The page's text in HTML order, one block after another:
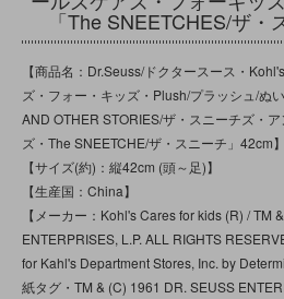
「The SNEETCHES/ザ
【商品名：Dr.Seuss/ドクタースース・
ズ・フォー・キッズ・Plush/プラッシュ/ぬ
AND OTHER STORIES/ザ・スニーチズ・
ズ・The SNEETCHE/ザ・スニーチ」42cm】
【サイズ(約)：縦42cm (頭～足)】
【生産国：China】
【メーカー：Kohl's Cares for kids (R) / TM
ENTERPRISES, L.P. ALL RIGHTS
for Kahl's Department Stores, Inc. by
紙タグ・TM & (C) 1961 DR. SEUSS